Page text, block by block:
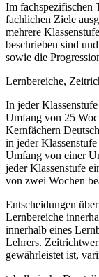
Im fachspezifischen
fachlichen Ziele
mehrere
beschrieben sind
sowie die
Lernbereiche,
In jeder
Umfang von 25
Kernfächern
in jeder
Umfang von einer
jeder Klassenstufe
von zwei Wochen
Entscheidungen
Lernbereiche
innerhalb eines
Lehrers.
gewährleistet ist,